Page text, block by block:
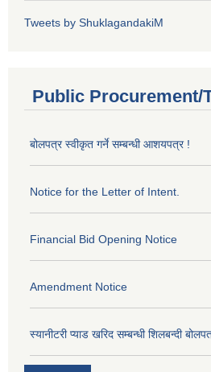
Tweets by ShuklagandakiM
Public Procurement/
बोलपत्र स्वीकृत गर्ने सम्बन्धी आशयपत्र !
Notice for the Letter of Intent.
Financial Bid Opening Notice
Amendment Notice
स्यानीटरी प्याड खरिद सम्बन्धी शिलबन्दी